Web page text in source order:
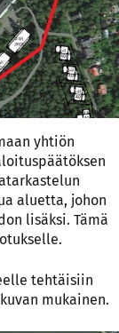
yhtiön
aluetta, johon
lisäksi. Tämä
tehtäisiin
mukainen.